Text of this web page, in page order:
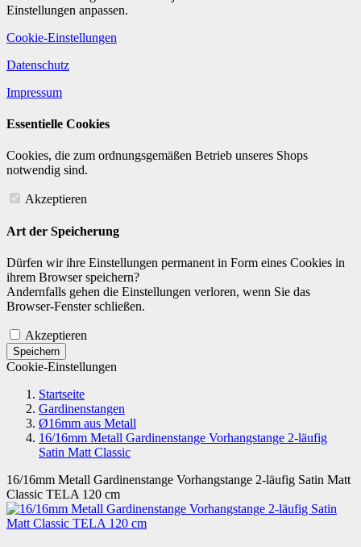
Einstellungen anpassen.
Cookie-Einstellungen
Datenschutz
Impressum
Essentielle Cookies
Cookies, die zum ordnungsgemäßen Betrieb unseres Shops
notwendig sind.
Akzeptieren
Art der Speicherung
Dürfen wir ihre Einstellungen permanent in Form eines Cookies in
ihrem Browser speichern?
Andernfalls gehen die Einstellungen verloren, wenn Sie das
Browser-Fenster schließen.
Akzeptieren
Speichern
Cookie-Einstellungen
Startseite
Gardinenstangen
Ø16mm aus Metall
16/16mm Metall Gardinenstange Vorhangstange 2-läufig
Satin Matt Classic
16/16mm Metall Gardinenstange Vorhangstange 2-läufig Satin Matt
Classic TELA 120 cm